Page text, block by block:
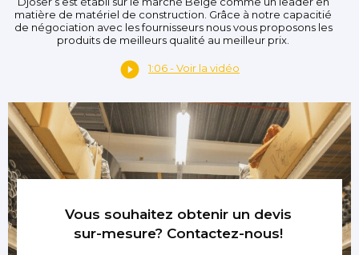
matière de matériel de construction. Grâce à notre capacitié
de négociation avec les fournisseurs nous vous proposons les
produits de meilleurs qualité au meilleur prix.
1:06 - Voir la vidéo
Vous souhaitez obtenir un devis
sur-mesure? Contactez-nous!